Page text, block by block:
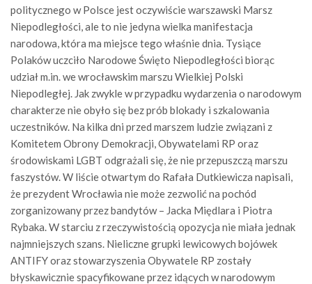
politycznego w Polsce jest oczywiście warszawski Marsz
Niepodległości, ale to nie jedyna wielka manifestacja
narodowa, która ma miejsce tego właśnie dnia. Tysiące
Polaków uczciło Narodowe Święto Niepodległości biorąc
udział m.in. we wrocławskim marszu Wielkiej Polski
Niepodległej. Jak zwykle w przypadku wydarzenia o narodowym
charakterze nie obyło się bez prób blokady i szkalowania
uczestników. Na kilka dni przed marszem ludzie związani z
Komitetem Obrony Demokracji, Obywatelami RP oraz
środowiskami LGBT odgrażali się, że nie przepuszczą marszu
faszystów. W liście otwartym do Rafała Dutkiewicza napisali,
że prezydent Wrocławia nie może zezwolić na pochód
zorganizowany przez bandytów – Jacka Międlara i Piotra
Rybaka. W starciu z rzeczywistością opozycja nie miała jednak
najmniejszych szans. Nieliczne grupki lewicowych bojówek
ANTIFY oraz stowarzyszenia Obywatele RP zostały
błyskawicznie spacyfikowane przez idących w narodowym